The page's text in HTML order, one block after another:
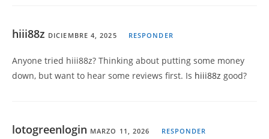
hiii88z DICIEMBRE 4, 2025 RESPONDER
Anyone tried hiii88z? Thinking about putting some money
down, but want to hear some reviews first. Is hiii88z good?
lotogreenlogin MARZO 11, 2026 RESPONDER